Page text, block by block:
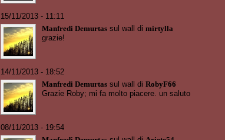
15/11/2013 - 11:11
Manfredi Demurtas sul wall di mirtylla
grazie!
14/11/2013 - 18:52
Manfredi Demurtas sul wall di RobyF66
Grazie Roby; mi fa molto piacere. un saluto
08/11/2013 - 19:54